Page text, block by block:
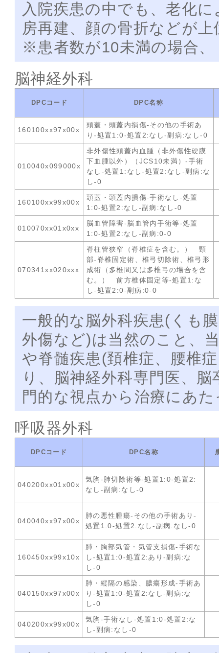
入院疾患の中でも、老化
房再建、顔の骨折などが
※患者数が10未満の場合
脳神経外科
DPCコード DPC名称
160100xx97x00x
頭蓋・頭蓋内損傷-その他の手術あ
り-処置1:0-処置2:なし-副病:なし-0
010040x099000x
非外傷性頭蓋内血腫（非外傷性硬膜
下血腫以外）（JCS10未満）-手術
なし-処置1:なし-処置2:なし-副病:な
し-0
160100xx99x00x
頭蓋・頭蓋内損傷-手術なし-処置
1:0-処置2:なし-副病:なし-0
010070xx01x0xx
脳血管障害-脳血管内手術等-処置
1:0-処置2:なし-副病:0-0
070341xx020xxx
脊柱管狭窄（脊椎症を含む。） 頸
部-脊椎固定術、椎弓切除術、椎弓形
成術（多椎間又は多椎弓の場合を含
む。） 前方椎体固定等-処置1:な
し-処置2:0-副病:0-0
一般的な脳外科疾患(くも
外傷など)は当然のこと、
や脊髄疾患(頚椎症、腰椎
り、脳神経外科専門医、
門的な視点から治療にあ
呼吸器外科
DPCコード DPC名称
040200xx01x00x
気胸-肺切除術等-処置1:0-処置2:
なし-副病:なし-0
040040xx97x00x
肺の悪性腫瘍-その他の手術あり-
処置1:0-処置2:なし-副病:なし-0
160450xx99x10x
肺・胸部気管・気管支損傷-手術な
し-処置1:0-処置2:あり-副病:な
し-0
040150xx97x00x
肺・縦隔の感染、膿瘍形成-手術あ
り-処置1:0-処置2:なし-副病:な
し-0
040200xx99x00x
気胸-手術なし-処置1:0-処置2:な
し-副病:なし-0